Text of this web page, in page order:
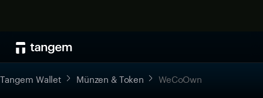
Tangem Wallet Münzen & Token WeCoOwn